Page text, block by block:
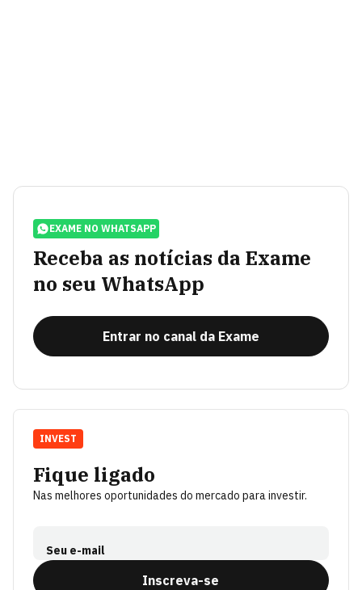
EXAME NO WHATSAPP
Receba as notícias da Exame
no seu WhatsApp
Entrar no canal da Exame
Fique ligado
Nas melhores oportunidades do mercado para investir.
Seu e-mail
Inscreva-se
INVEST